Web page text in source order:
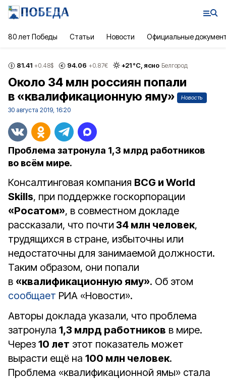
80 лет Победы Статьи Новости Официальные
81.41 +0.48$ 94.06 +0.87€ +21°С, ясно Белгород
Около 34 млн россиян попали
в «квалификационную яму»
Новость
30 августа 2019, 16:20
Проблема затронула 1,3 млрд работников
во всём мире.
Консалтинговая компания BCG и World
Skills, при поддержке госкорпорации
«Росатом», в совместном докладе
рассказали, что почти 34 млн человек,
трудящихся в стране, избыточны или
недостаточны для занимаемой должности.
Таким образом, они попали
в «квалификационную яму». Об этом
сообщает РИА «Новости».
Авторы доклада указали, что проблема
затронула 1,3 млрд работников в мире.
Через 10 лет этот показатель может
вырасти ещё на 100 млн человек.
Проблема «квалификационной ямы» стала